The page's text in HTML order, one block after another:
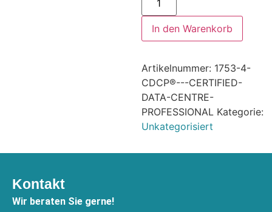
In den Warenkorb
Artikelnummer: 1753-4-
CDCP®---CERTIFIED-
DATA-CENTRE-
PROFESSIONAL Kategorie:
Unkategorisiert
Kontakt
Wir beraten Sie gerne!